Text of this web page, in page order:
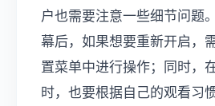
户也需要注意一些细节问题
幕后，如果想要重新开启，
置菜单中进行操作；同时，
时，也要根据自己的观看习